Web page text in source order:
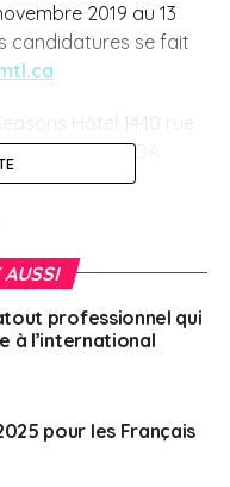
2019 au 13
candidatures se fait
1Z5, CANADA
fin 2019
de prospection
AUSSI
professionnel qui
à l’international
pour les Français